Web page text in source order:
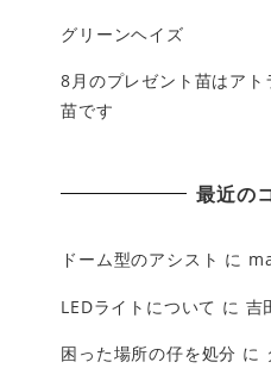
グリーンヘイズ
8月のプレゼント苗はア
苗です
最近の
ドーム型のアシスト に
LEDライトについて に 吉
困った場所の仔を処分 に